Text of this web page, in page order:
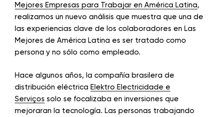
Mejores Empresas para Trabajar en América Latina,
realizamos un nuevo análisis que muestra que una de
las experiencias clave de los colaboradores en Las
Mejores de América Latina es ser tratado como
persona y no sólo como empleado.
Hace algunos años, la compañía brasilera de
distribución eléctrica Elektro Electricidade e
Serviços solo se focalizaba en inversiones que
mejoraran la tecnología. Las personas trabajando